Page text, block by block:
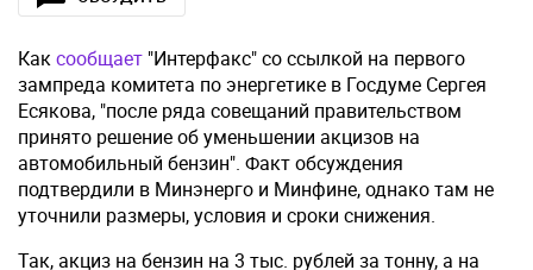
Каксообщает "Интерфакс" со ссылкой на первого
зампреда комитета по энергетике в Госдуме Сергея
Есякова, "после ряда совещаний правительством
принято решение об уменьшении акцизов на
автомобильный бензин". Факт обсуждения
подтвердили в Минэнерго и Минфине, однако там не
уточнили размеры, условия и сроки снижения.
Так, акциз на бензин на 3 тыс. рублей за тонну, а на